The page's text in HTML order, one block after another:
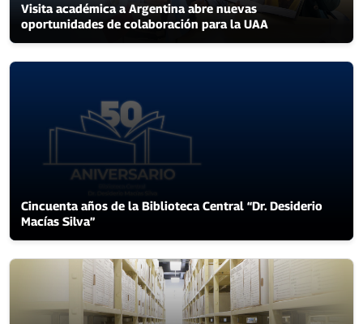
Visita académica a Argentina abre nuevas
oportunidades de colaboración para la UAA
Cincuenta años de la Biblioteca Central “Dr. Desiderio
Macías Silva”